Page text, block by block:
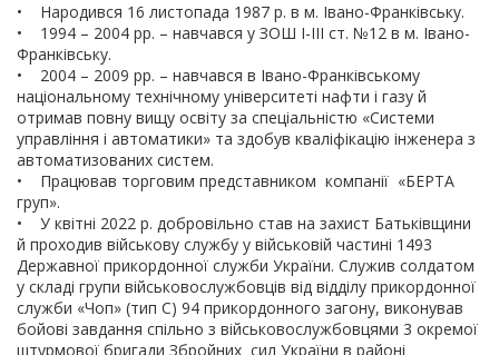
• Народився 16 листопада 1987 р. в м. Івано-Франківську.
• 1994 – 2004 рр. – навчався у ЗОШ І-ІІІ ст. №12 в м. Івано-
Франківську.
• 2004 – 2009 рр. – навчався в Івано-Франківському
національному технічному університеті нафти і газу й
отримав повну вищу освіту за спеціальністю «Системи
управління і автоматики» та здобув кваліфікацію інженера з
автоматизованих систем.
• Працював торговим представником компанії «БЕРТА
груп».
• У квітні 2022 р. добровільно став на захист Батьківщини
й проходив військову службу у військовій частині 1493
Державної прикордонної служби України. Служив солдатом
у складі групи військовослужбовців від відділу прикордонної
служби «Чоп» (тип С) 94 прикордонного загону, виконував
бойові завдання спільно з військовослужбовцями 3 окремої
штурмової бригади Збройних сил України в районі